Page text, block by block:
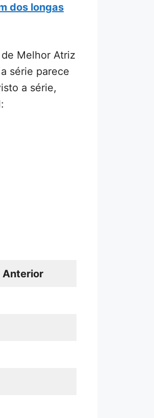
dos longas
Melhor Atriz
série parece
a série,
Anterior